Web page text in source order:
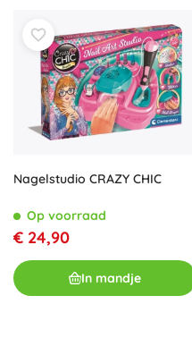
Nagelstudio CRAZY CHIC
Op voorraad
€ 24,90
In mandje